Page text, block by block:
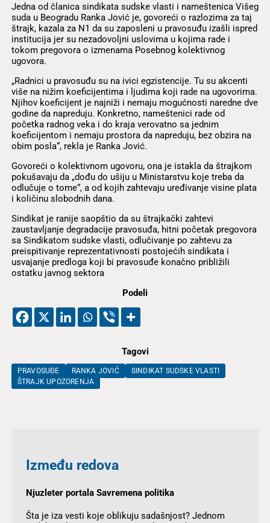
Jedna od članica sindikata sudske vlasti i nameštenica Višeg
suda u Beogradu Ranka Jović je, govoreći o razlozima za taj
štrajk, kazala za N1 da su zaposleni u pravosuđu izašli ispred
institucija jer su nezadovoljni uslovima u kojima rade i
tokom pregovora o izmenama Posebnog kolektivnog
ugovora.
„Radnici u pravosuđu su na ivici egzistencije. Tu su akcenti
više na nižim koeficijentima i ljudima koji rade na ugovorima.
Njihov koeficijent je najniži i nemaju mogućnosti naredne dve
godine da napreduju. Konkretno, nameštenici rade od
početka radnog veka i do kraja verovatno sa jednim
koeficijentom i nemaju prostora da napreduju, bez obzira na
obim posla“, rekla je Ranka Jović.
Govoreći o kolektivnom ugovoru, ona je istakla da štrajkom
pokušavaju da „dođu do ušiju u Ministarstvu koje treba da
odlučuje o tome“, a od kojih zahtevaju uređivanje visine plata
i količinu slobodnih dana.
Sindikat je ranije saopštio da su štrajkački zahtevi
zaustavljanje degradacije pravosuđa, hitni početak pregovora
sa Sindikatom sudske vlasti, odlučivanje po zahtevu za
preispitivanje reprezentativnosti postojećih sindikata i
usvajanje predloga koji bi pravosuđe konačno približili
ostatku javnog sektora
Podeli
Tagovi
PRAVOSUĐE RANKA JOVIĆ
SINDIKAT SUDSKE VLASTI
ŠTRAJK UPOZORENJA
Između redova
Njuzleter portala Savremena politika
Šta je iza vesti koje oblikuju sadašnjost? Jednom